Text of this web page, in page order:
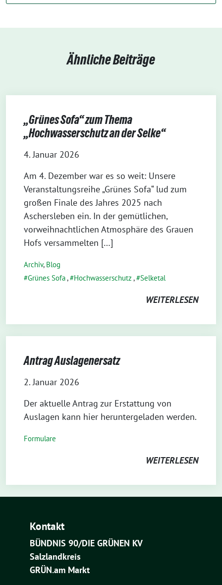
Ähnliche Beiträge
„Grünes Sofa“ zum Thema
„Hochwasserschutz an der Selke“
4. Januar 2026
Am 4. Dezember war es so weit: Unsere
Veranstaltungsreihe „Grünes Sofa“ lud zum
großen Finale des Jahres 2025 nach
Aschersleben ein. In der gemütlichen,
vorweihnachtlichen Atmosphäre des Grauen
Hofs versammelten […]
Archiv, Blog
Grünes Sofa, Hochwasserschutz , Selketal
WEITERLESEN
Antrag Auslagenersatz
2. Januar 2026
Der aktuelle Antrag zur Erstattung von
Auslagen kann hier heruntergeladen werden.
Formulare
WEITERLESEN
Kontakt
BÜNDNIS 90/DIE GRÜNEN KV
Salzlandkreis
GRÜN.am Markt